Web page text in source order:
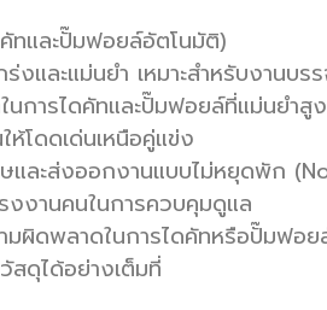
ทและปั๊มฟอยล์อัตโนมัติ)
งและแม่นยำ เหมาะสำหรับงานบ
นการไดคัทและปั๊มฟอยล์ที่แม่นย
โดดเด่นเหนือคู่แข่ง
และส่งออกงานแบบไม่หยุดพัก
งงานคนในการควบคุมดูแล
ผิดพลาดในการไดคัทหรือปั๊มฟอ
สดุได้อย่างเต็มที่